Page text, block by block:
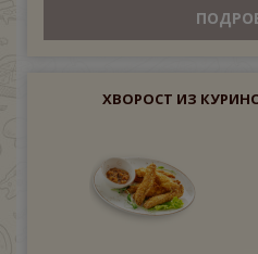
ХВОРОСТ ИЗ